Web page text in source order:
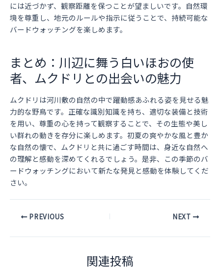
には近づかず、観察距離を保つことが望ましいです。自然環
境を尊重し、地元のルールや指示に従うことで、持続可能な
バードウォッチングを楽しめます。
まとめ：川辺に舞う白いほおの使
者、ムクドリとの出会いの魅力
ムクドリは河川敷の自然の中で躍動感あふれる姿を見せる魅
力的な野鳥です。正確な識別知識を持ち、適切な装備と技術
を用い、尊重の心を持って観察することで、その生態や美し
い群れの動きを存分に楽しめます。初夏の爽やかな風と豊か
な自然の懐で、ムクドリと共に過ごす時間は、身近な自然へ
の理解と感動を深めてくれるでしょう。是非、この季節のバ
ードウォッチングにおいて新たな発見と感動を体験してくだ
さい。
PostPREVIOUS NEXT
関連投稿